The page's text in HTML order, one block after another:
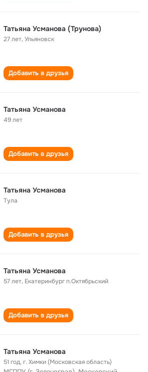
Татьяна Усманова (Трунова)
27 лет,Ульяновск
Добавить в друзья
Татьяна Усманова
49 лет
Добавить в друзья
Татьяна Усманова
Тула
Добавить в друзья
Татьяна Усманова
57 лет, Екатеринбург п.Октябрьский
Добавить в друзья
Татьяна Усманова
51 год,г. Химки (Московская область)